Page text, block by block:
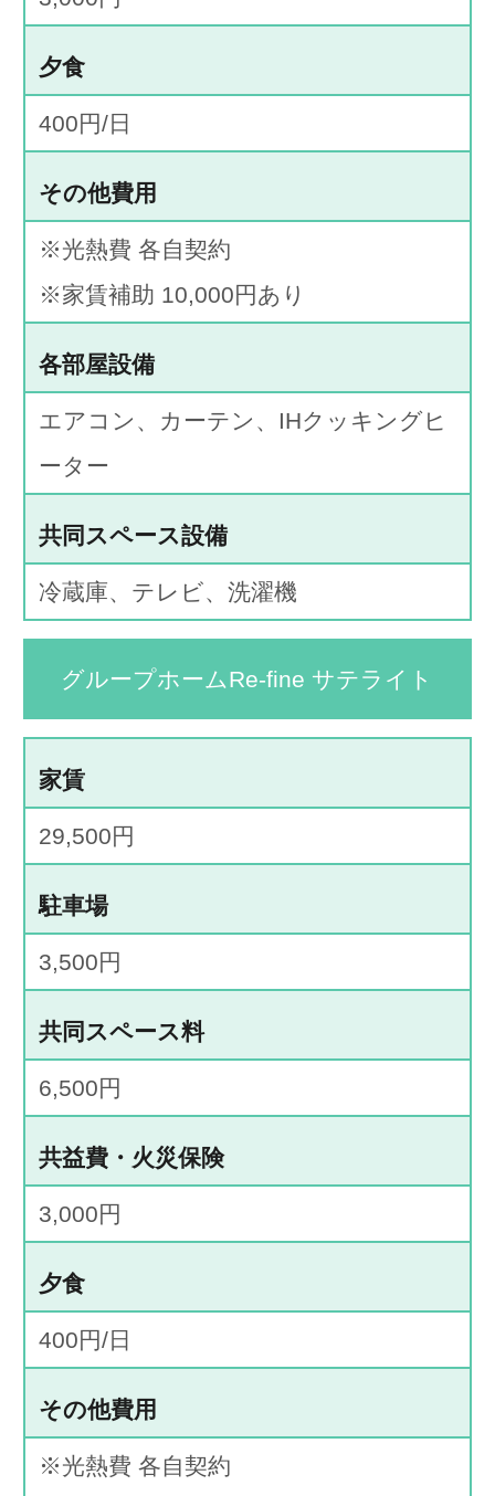
夕食
400円/日
その他費用
※光熱費 各自契約
※家賃補助 10,000円あり
各部屋設備
エアコン、カーテン、IHクッキングヒ
ーター
共同スペース設備
冷蔵庫、テレビ、洗濯機
グループホームRe-fine サテライト
家賃
29,500円
駐車場
3,500円
共同スペース料
6,500円
共益費・火災保険
3,000円
夕食
400円/日
その他費用
※光熱費 各自契約